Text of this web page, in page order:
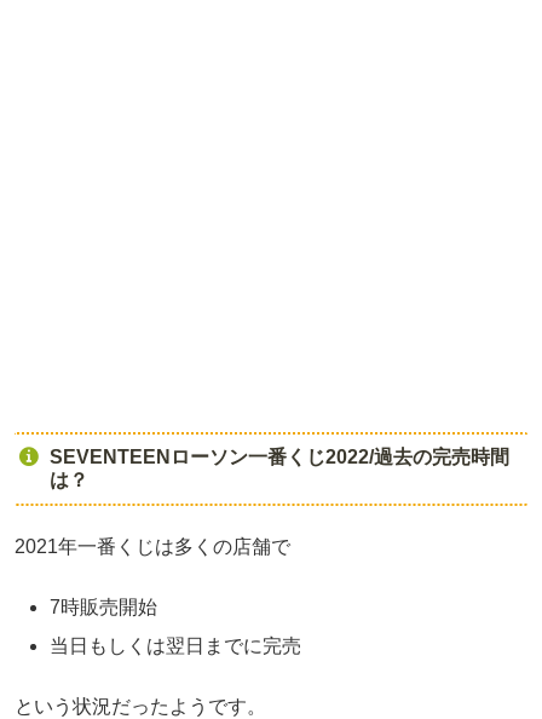
SEVENTEENローソン一番くじ2022/過去の完売時間
は？
2021年一番くじは多くの店舗で
7時販売開始
当日もしくは翌日までに完売
という状況だったようです。